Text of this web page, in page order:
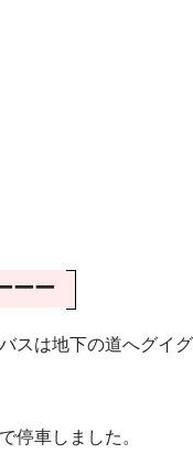
ーー
スは地下の道へグイグ
停車しました。